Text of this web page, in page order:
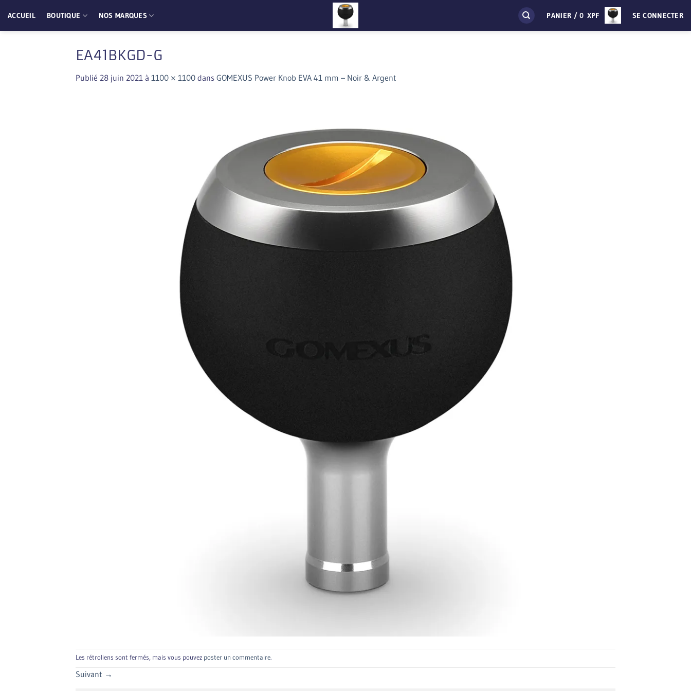
au
contenu
ACCUEIL BOUTIQUE NOS MARQUES PANIER /0 XPF SE CONNECTER
EA41BKGD-G
Publié 28 juin 2021 à 1100 × 1100 dans GOMEXUS Power Knob EVA 41 mm – Noir & Argent
Les rétroliens sont fermés, mais vous pouvez poster un commentaire.
Suivant →